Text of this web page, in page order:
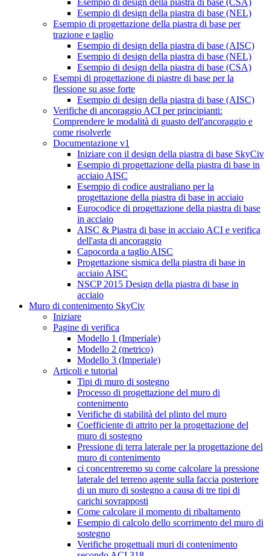
Esempio di design della piastra di base (CSA)
Esempio di design della piastra di base (NEL)
Esempio di progettazione della piastra di base per
trazione e taglio
Esempio di design della piastra di base (AISC)
Esempio di design della piastra di base (NEL)
Esempio di design della piastra di base (CSA)
Esempi di progettazione di piastre di base per la
flessione su asse forte
Esempio di design della piastra di base (AISC)
Verifiche di ancoraggio ACI per principianti:
Comprendere le modalità di guasto dell'ancoraggio e
come risolverle
Documentazione v1
Iniziare con il design della piastra di base SkyCiv
Esempio di progettazione della piastra di base in
acciaio AISC
Esempio di codice australiano per la
progettazione della piastra di base in acciaio
Eurocodice di progettazione della piastra di base
in acciaio
AISC & Piastra di base in acciaio ACI e verifica
dell'asta di ancoraggio
Capocorda a taglio AISC
Progettazione sismica della piastra di base in
acciaio AISC
NSCP 2015 Design della piastra di base in
acciaio
Muro di contenimento SkyCiv
Iniziare
Pagine di verifica
Modello 1 (Imperiale)
Modello 2 (metrico)
Modello 3 (Imperiale)
Articoli e tutorial
Tipi di muro di sostegno
Processo di progettazione del muro di
contenimento
Verifiche di stabilità del plinto del muro
Coefficiente di attrito per la progettazione del
muro di sostegno
Pressione di terra laterale per la progettazione del
muro di contenimento
ci concentreremo su come calcolare la pressione
laterale del terreno agente sulla faccia posteriore
di un muro di sostegno a causa di tre tipi di
carichi sovrapposti
Come calcolare il momento di ribaltamento
Esempio di calcolo dello scorrimento del muro di
sostegno
Verifiche progettuali muri di contenimento